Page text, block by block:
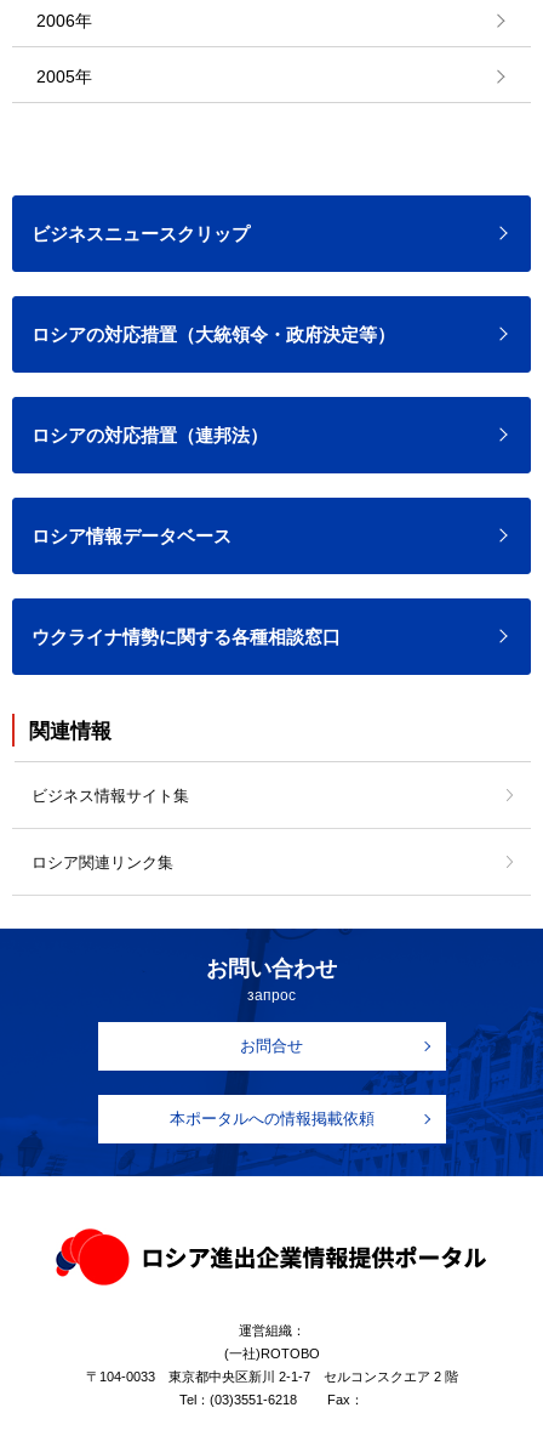
2006年
2005年
ビジネスニュースクリップ
ロシアの対応措置（大統領令・政府決定等）
ロシアの対応措置（連邦法）
ロシア情報データベース
ウクライナ情勢に関する各種相談窓口
関連情報
ビジネス情報サイト集
ロシア関連リンク集
お問い合わせ
запрос
お問合せ
本ポータルへの情報掲載依頼
運営組織：
(一社)ROTOBO
〒104-0033 東京都中央区新川 2-1-7 セルコンスクエア 2 階
Tel： (03)3551-6218 Fax：